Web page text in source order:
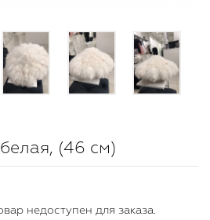
(46 см)
недоступен для заказа.